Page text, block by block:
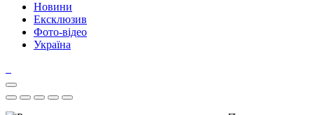
Новини
Ексклюзив
Фото-відео
Україна